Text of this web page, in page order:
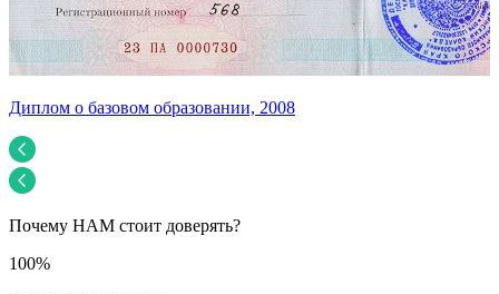
Диплом о базовом образовании, 2008
Почему НАМ стоит доверять?
100%